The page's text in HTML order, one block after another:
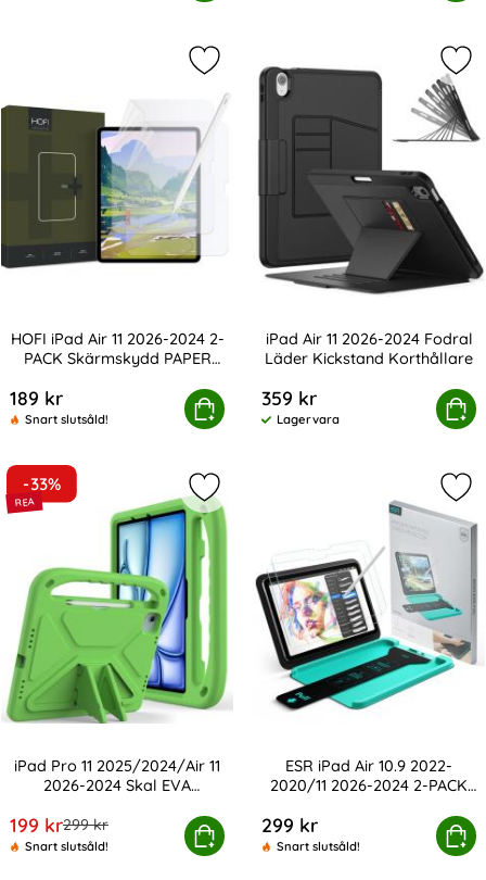
HOFI iPad Air 11 2026-2024 2-
PACK Skärmskydd PAPER
189 kr
Snart slutsåld!
Köp
Air 11 2026-2024 2-PACK Skärmskydd PAPER LIKE
Markera hOFI iPad Air 11 2026-
iPad Air 11 2026-2024 Fodral
Läder Kickstand Korthållare
359 kr
Tillgänglighet:
Lagervara
Köp
iPad Air 11 2026-2024 Fodral
-33%
iPad Pro 11 2025/2024/Air 11
2026-2024 Skal EVA
rea pris
199 krtidigare pris
299 kr
Snart slutsåld!
Köp
2025/2024/Air 11 2026-2024 Skal EVA Kickstand Grön
Markera iPad Pro 11 2025/2024/Air
ESR iPad Air 10.9 2022-
2020/11 2026-2024 2-PACK
299 kr
Snart slutsåld!
Köp
ESR iPad Air 10.9 2022-2020/11 2026-